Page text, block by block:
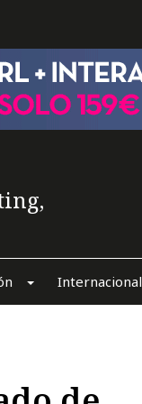
Internacional